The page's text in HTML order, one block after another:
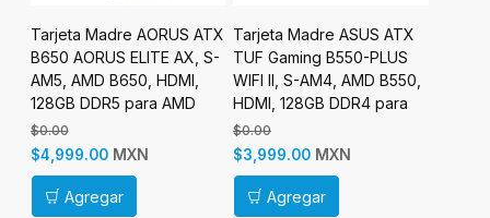
Tarjeta Madre AORUS ATX
B650 AORUS ELITE AX, S-
AM5, AMD B650, HDMI,
128GB DDR5 para AMD
$0.00
$4,999.00 MXN
Agregar
Tarjeta Madre ASUS ATX
TUF Gaming B550-PLUS
WIFI II, S-AM4, AMD B550,
HDMI, 128GB DDR4 para
AMD
$0.00
$3,999.00 MXN
Agregar